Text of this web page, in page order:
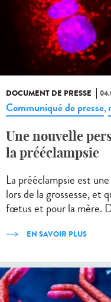
DOCUMENT DE PRESSE
Communiqué de presse,
Une nouvelle
la prééclampsie
La prééclampsie est
lors de la grossesse, et
fœtus et pour la mère.
EN SAVOIR PLUS